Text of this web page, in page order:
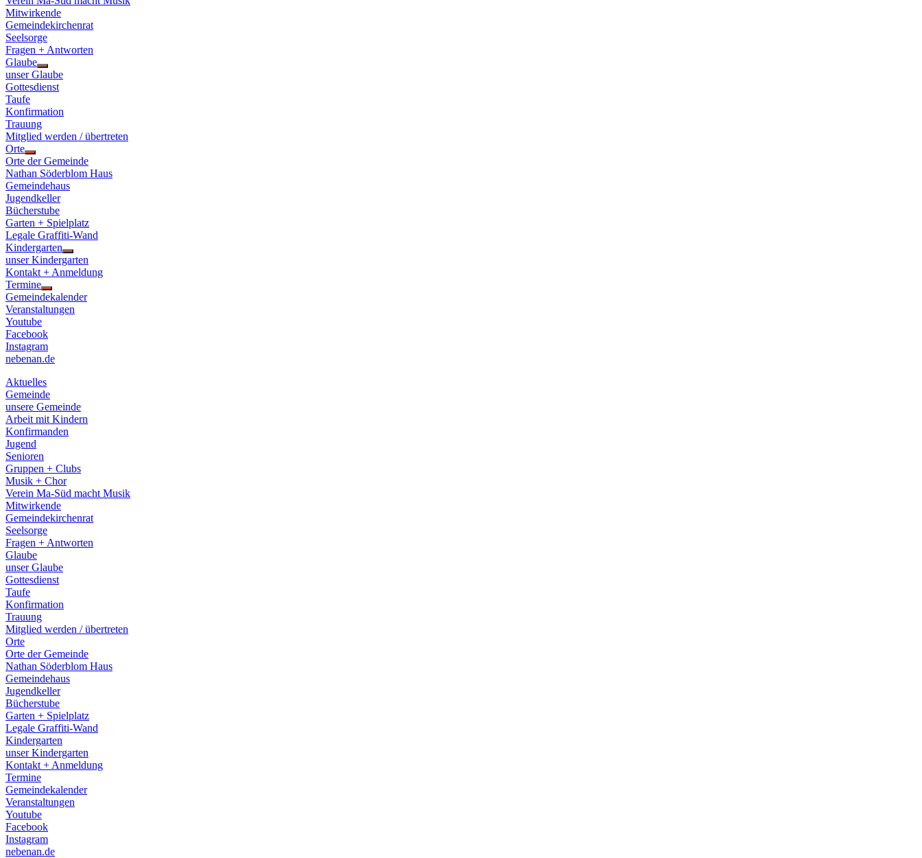
Mitwirkende
Gemeindekirchenrat
Seelsorge
Fragen + Antworten
Glaube
Show
sub
menu
unser Glaube
Gottesdienst
Taufe
Konfirmation
Trauung
Mitglied werden / übertreten
Orte
Show
sub
menu
Orte der Gemeinde
Nathan Söderblom Haus
Gemeindehaus
Jugendkeller
Bücherstube
Garten + Spielplatz
Legale Graffiti-Wand
Kindergarten
Show
sub
menu
unser Kindergarten
Kontakt + Anmeldung
Termine
Show
sub
menu
Gemeindekalender
Veranstaltungen
Youtube
Facebook
Instagram
nebenan.de
Aktuelles
Gemeinde
unsere Gemeinde
Arbeit mit Kindern
Konfirmanden
Jugend
Senioren
Gruppen + Clubs
Musik + Chor
Verein Ma-Süd macht Musik
Mitwirkende
Gemeindekirchenrat
Seelsorge
Fragen + Antworten
Glaube
unser Glaube
Gottesdienst
Taufe
Konfirmation
Trauung
Mitglied werden / übertreten
Orte
Orte der Gemeinde
Nathan Söderblom Haus
Gemeindehaus
Jugendkeller
Bücherstube
Garten + Spielplatz
Legale Graffiti-Wand
Kindergarten
unser Kindergarten
Kontakt + Anmeldung
Termine
Gemeindekalender
Veranstaltungen
Youtube
Facebook
Instagram
nebenan.de